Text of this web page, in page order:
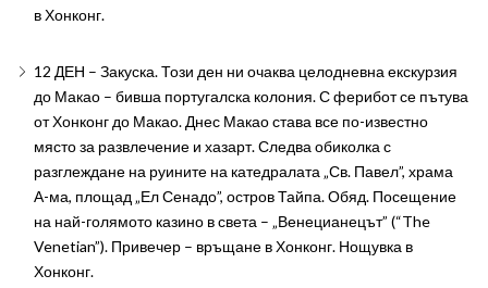
в Хонконг.
12 ДЕН – Закуска. Този ден ни очаква целодневна екскурзия
до Макао – бивша португалска колония. С ферибот се пътува
от Хонконг до Макао. Днес Макао става все по-известно
място за развлечение и хазарт. Следва обиколка с
разглеждане на руините на катедралата „Св. Павел”, храма
А-ма, площад „Ел Сенадо”, остров Тайпа. Обяд. Посещение
на най-голямото казино в света – „Венецианецът” (“The
Venetian”). Привечер – връщане в Хонконг. Нощувка в
Хонконг.